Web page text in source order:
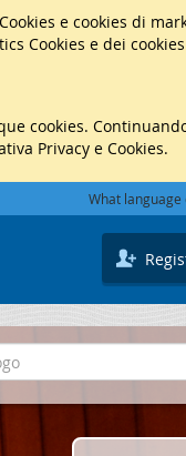
e cookies di
Cookies e dei
cookies.
Privacy e Cookies.
What language